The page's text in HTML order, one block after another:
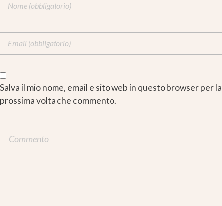
Salva il mio nome, email e sito web in questo browser per la
prossima volta che commento.